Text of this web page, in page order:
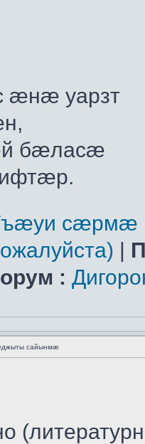
æнæ уарзт
бæласæ
сæрмæ
|
:
сайынмæ